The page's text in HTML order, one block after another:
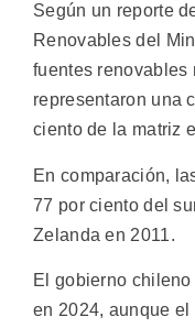
Según un reporte
Renovables del
fuentes renovables
representaron una
ciento de la matriz
En comparación,
77 por ciento del
Zelanda en 2011.
El gobierno
en 2024, aunque